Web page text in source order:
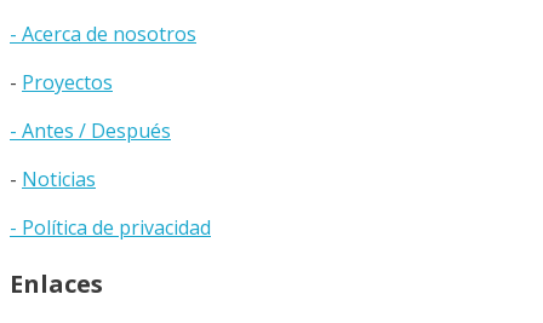
- Acerca de nosotros
- Proyectos
- Antes / Después
- Noticias
- Política de privacidad
Enlaces